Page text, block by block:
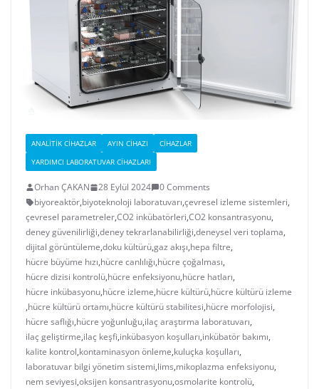
ANALITIK CIHAZLAR AYIN CIHAZI
CIHAZLAR
YARDIMCI LABORATUVAR CIHAZLARI
Orhan ÇAKAN 28 Eylül 2024
0 Comments
biyoreaktör,biyoteknoloji laboratuvarı,çevresel izleme sistemleri,
çevresel parametreler,CO2 inkübatörleri,CO2 konsantrasyonu,
deney güvenilirliği,deney tekrarlanabilirliği,deneysel veri toplama,
dijital görüntüleme,doku kültürü,gaz akışı,hepa filtre,
hücre büyüme hızı,hücre canlılığı,hücre çoğalması,
hücre dizisi kontrolü,hücre enfeksiyonu,hücre hatları,
hücre inkübasyonu,hücre izleme,hücre kültürü,hücre kültürü izleme
,hücre kültürü ortamı,hücre kültürü stabilitesi,hücre morfolojisi,
hücre saflığı,hücre yoğunluğu,ilaç araştırma laboratuvarı,
ilaç geliştirme,ilaç keşfi,inkübasyon koşulları,inkübatör bakımı,
kalite kontrol,kontaminasyon önleme,kuluçka koşulları,
laboratuvar bilgi yönetim sistemi,lims,mikoplazma enfeksiyonu,
nem seviyesi,oksijen konsantrasyonu,osmolarite kontrolü,